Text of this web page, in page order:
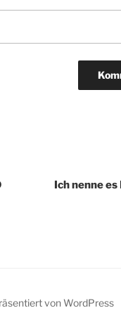
Ich nenne
von WordPress